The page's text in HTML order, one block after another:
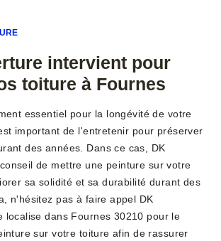
intervient pour
toiture à Fournes
essentiel pour la longévité de votre
important de l'entretenir pour préserver
des années. Dans ce cas, DK
de mettre une peinture sur votre
sa solidité et sa durabilité durant des
n'hésitez pas à faire appel DK
localise dans Fournes 30210 pour le
sur votre toiture afin de rassurer